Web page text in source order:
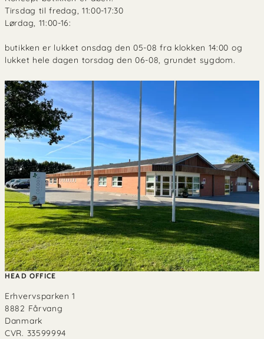
Tirsdag til fredag, 11:00-17:30
Lørdag, 11:00-16:
butikken er lukket onsdag den 05-08 fra klokken 14:00 og
lukket hele dagen torsdag den 06-08, grundet sygdom.
HEAD OFFICE
Erhvervsparken 1
8882 Fårvang
Danmark
CVR. 33599994